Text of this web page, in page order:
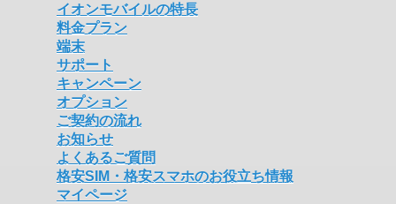
イオンモバイルの特長
料金プラン
端末
サポート
キャンペーン
オプション
ご契約の流れ
お知らせ
よくあるご質問
格安SIM・格安スマホのお役立ち情報
マイページ